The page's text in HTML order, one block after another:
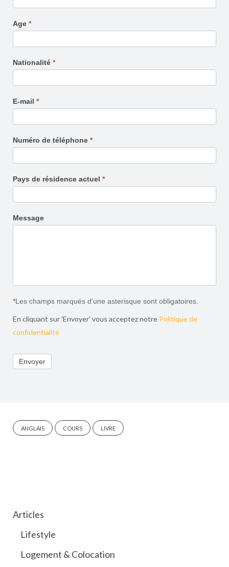
Age *
Nationalité *
E-mail *
Numéro de téléphone *
Pays de résidence actuel *
Message
*Les champs marqués d'une asterisque sont obligatoires.
En cliquant sur 'Envoyer' vous acceptez notre Politique de
confidentialité
Envoyer
ANGLAIS COURS LIVRE
Articles
Lifestyle
Logement & Colocation